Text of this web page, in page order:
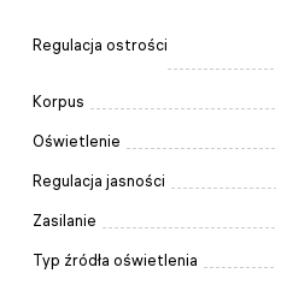
Regulacja ostrości
Korpus
Oświetlenie
Regulacja jasności
Zasilanie
Typ źródła oświetlenia